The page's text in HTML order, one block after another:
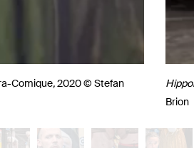
Comique,2020 © Stefan
Brion